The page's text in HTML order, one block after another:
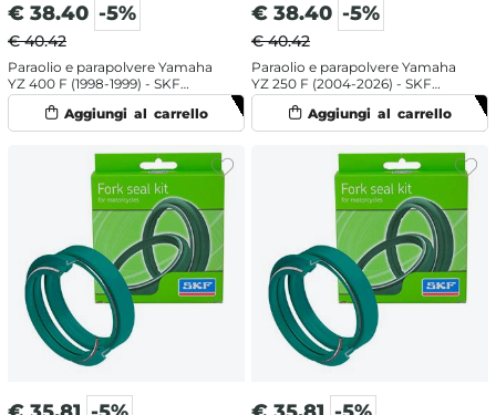
€ 38.40 -5%
€ 40.42
Paraolio e parapolvere Yamaha
YZ 400 F (1998-1999) - SKF
doppia mescola
€ 38.40 -5%
€ 40.42
Paraolio e parapolvere Yamaha
YZ 250 F (2004-2026) - SKF
doppia mescola